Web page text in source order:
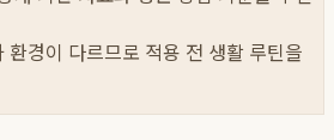
환경이 다르므로 적용 전 생활 루틴을